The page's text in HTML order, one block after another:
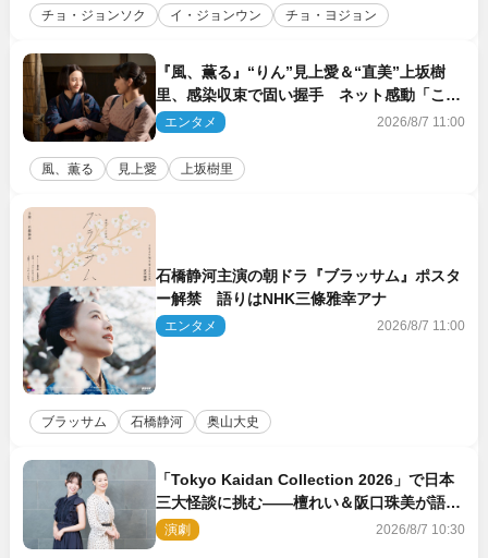
チョ・ジョンソク イ・ジョンウン チョ・ヨジョン
『風、薫る』“りん”見上愛＆“直美”上坂樹
里、感染収束で固い握手 ネット感動「この
バディは最強」「アツい」
エンタメ 2026/8/7 11:00
風、薫る 見上愛 上坂樹里
石橋静河主演の朝ドラ『ブラッサム』ポスタ
ー解禁 語りはNHK三條雅幸アナ
エンタメ 2026/8/7 11:00
ブラッサム 石橋静河 奥山大史
「Tokyo Kaidan Collection 2026」で日本
三大怪談に挑む――檀れい＆阪口珠美が語る
「牡丹灯籠」の新たな魅力
演劇 2026/8/7 10:30